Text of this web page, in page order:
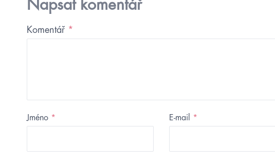
Napsat komentář
Komentář *
Jméno * E-mail *